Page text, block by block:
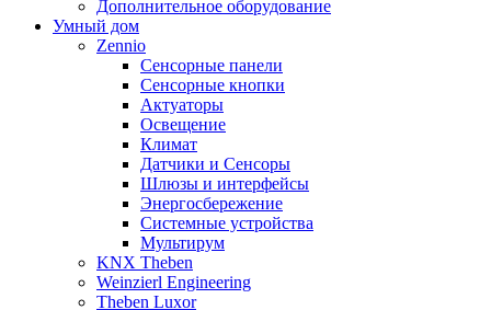
Дополнительное оборудование
Умный дом
Zennio
Сенсорные панели
Сенсорные кнопки
Актуаторы
Освещение
Климат
Датчики и Сенсоры
Шлюзы и интерфейсы
Энергосбережение
Системные устройства
Мультирум
KNX Theben
Weinzierl Engineering
Theben Luxor